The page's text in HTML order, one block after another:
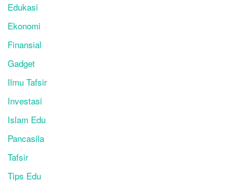
Edukasi
Ekonomi
Finansial
Gadget
Ilmu Tafsir
Investasi
Islam Edu
Pancasila
Tafsir
Tips Edu